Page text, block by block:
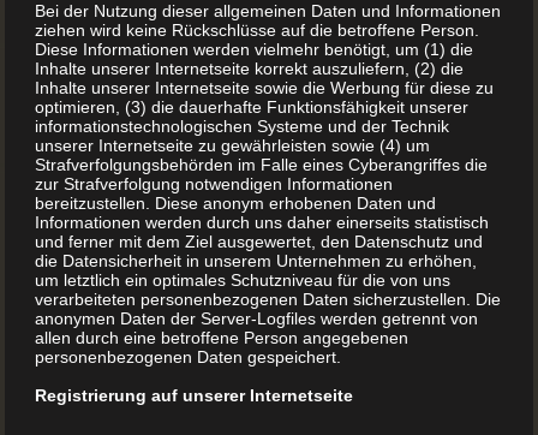
Bei Hardcover-Büchern und einem sehr kräftigen Papier
kann man zwar für das Auge viel erreichen. Trotzdem
sollten Sie möglichst viele Fotos und – wenn auch kurze –
Texte zusammentragen, bevor Sie ein Backbuch oder ein
Kochbuch drucken lassen.
Sammeln Sie Fotos und Bilder für Ihr
Backbuch
Fotos und Bilder dürfen in diesem Genre ruhig die
Oberhand behalten. Die Texte sollten neben den Angaben
zu Zutaten und Mengen zumindest ausführliche Tipps für
die Zubereitung liefern.
Bei der Nutzung dieser allgemeinen Daten und Informationen
ziehen wird keine Rückschlüsse auf die betroffene Person.
Diese Informationen werden vielmehr benötigt, um (1) die
Inhalte unserer Internetseite korrekt auszuliefern, (2) die
Inhalte unserer Internetseite sowie die Werbung für diese zu
optimieren, (3) die dauerhafte Funktionsfähigkeit unserer
informationstechnologischen Systeme und der Technik
unserer Internetseite zu gewährleisten sowie (4) um
Strafverfolgungsbehörden im Falle eines Cyberangriffes die
zur Strafverfolgung notwendigen Informationen
bereitzustellen. Diese anonym erhobenen Daten und
Informationen werden durch uns daher einerseits statistisch
und ferner mit dem Ziel ausgewertet, den Datenschutz und
die Datensicherheit in unserem Unternehmen zu erhöhen,
um letztlich ein optimales Schutzniveau für die von uns
verarbeiteten personenbezogenen Daten sicherzustellen. Die
anonymen Daten der Server-Logfiles werden getrennt von
allen durch eine betroffene Person angegebenen
personenbezogenen Daten gespeichert.
Registrierung auf unserer Internetseite